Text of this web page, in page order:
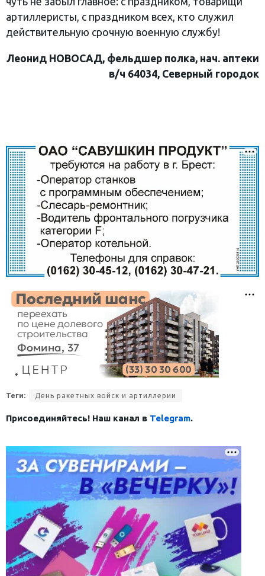
артиллеристы, с праздником всех, кто служил
действительную срочную военную службу!
Леонид НОВОСАД, фельдшер полка, нач. аптеки
в/ч 64034, Северный городок
Теги: День ракетных войск и артиллерии
Присоединяйтесь! Наш канал в Telegram.